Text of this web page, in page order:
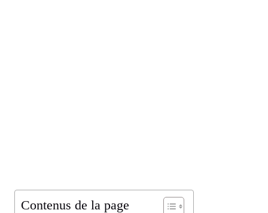
Contenus de la page